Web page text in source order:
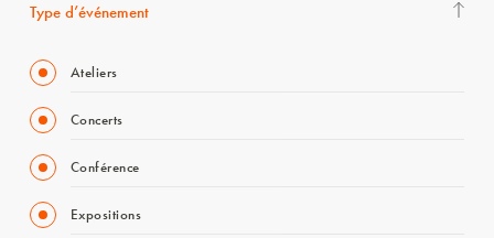
Type d’événement
Ateliers
Concerts
Conférence
Expositions